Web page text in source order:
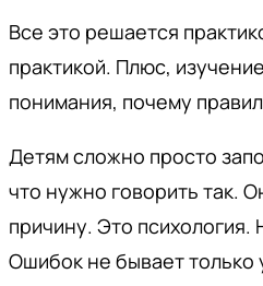
Все это решается
практикой. Плюс,
понимания, почему
Детям сложно просто
что нужно говорить так.
причину. Это
Ошибок не бывает только